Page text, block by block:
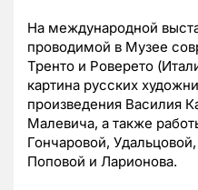
На международной
проводимой в Музее
Тренто и Роверето
картина русских
произведения Василия
Малевича, а также
Гончаровой,
Поповой и Ларионова.